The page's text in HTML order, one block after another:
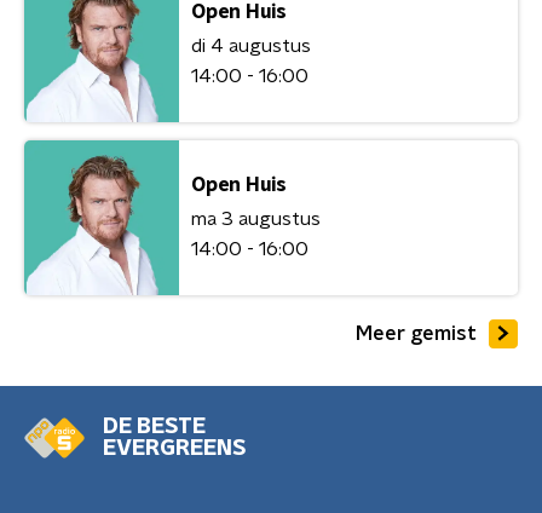
Open Huis
di 4 augustus
14:00 - 16:00
Open Huis
ma 3 augustus
14:00 - 16:00
Meer gemist
DE BESTE
EVERGREENS